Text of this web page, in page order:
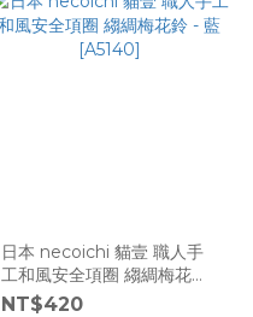
日本 necoichi 貓壹 職人手
工和風安全項圈 縐綢梅花鈴
- 藍 [A5140]
NT$420